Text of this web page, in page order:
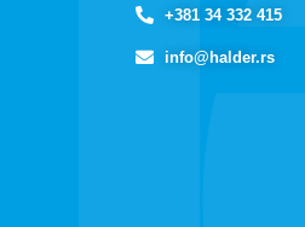
+381 34 332 415
info@halder.rs